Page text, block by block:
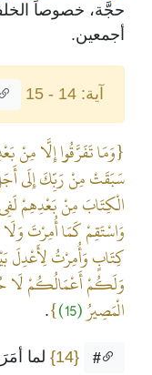
حجَّة، خصوصاً
أجمعين.
آية: 14 - 15
{وَمَا تَفَرَّقُوا إِلَّا مِنْ
سَبَقَتْ مِنْ رَبِّكَ إِلَى
الْكِتَابَ مِنْ بَعْدِهِمْ
وَاسْتَقِمْ كَمَا أُمِرْتَ
كِتَابٍ وَأُمِرْتُ لِأَعْدِلَ
وَلَكُمْ أَعْمَالُكُمْ لَا
الْمَصِيرُ(15)
}
.
#
{14}
لما